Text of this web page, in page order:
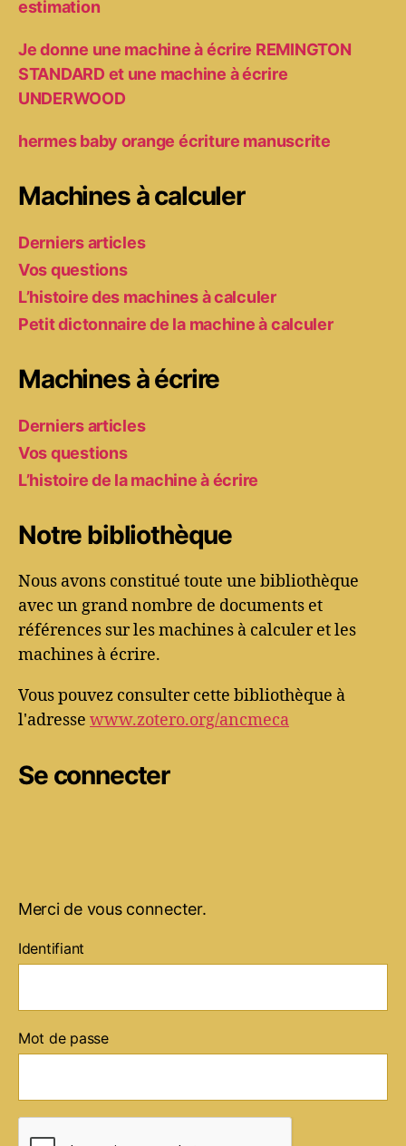
estimation
Je donne une machine à écrire REMINGTON
STANDARD et une machine à écrire
UNDERWOOD
hermes baby orange écriture manuscrite
Machines à calculer
Derniers articles
Vos questions
L’histoire des machines à calculer
Petit dictonnaire de la machine à calculer
Machines à écrire
Derniers articles
Vos questions
L’histoire de la machine à écrire
Notre bibliothèque
Nous avons constitué toute une bibliothèque
avec un grand nombre de documents et
références sur les machines à calculer et les
machines à écrire.
Vous pouvez consulter cette bibliothèque à
l'adresse www.zotero.org/ancmeca
Se connecter
Merci de vous connecter.
Identifiant
Mot de passe